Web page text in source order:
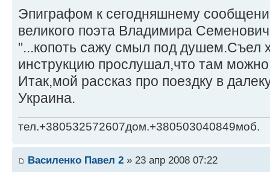
Эпиграфом к сегодняшнему
великого поэта Владимира
"...копоть сажу смыл под душем.Съел
инструкцию прослушал,что там
Итак,мой рассказ про поездку в
Украина.
тел.+380532572607дом.+380503040849моб.
Василенко Павел 2 » 23 апр 2008 07:22